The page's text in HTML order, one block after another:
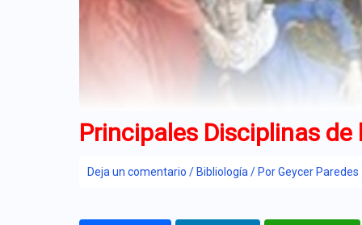
Principales Disciplinas
Deja un comentario /Bibliología / PorGeycer Paredes